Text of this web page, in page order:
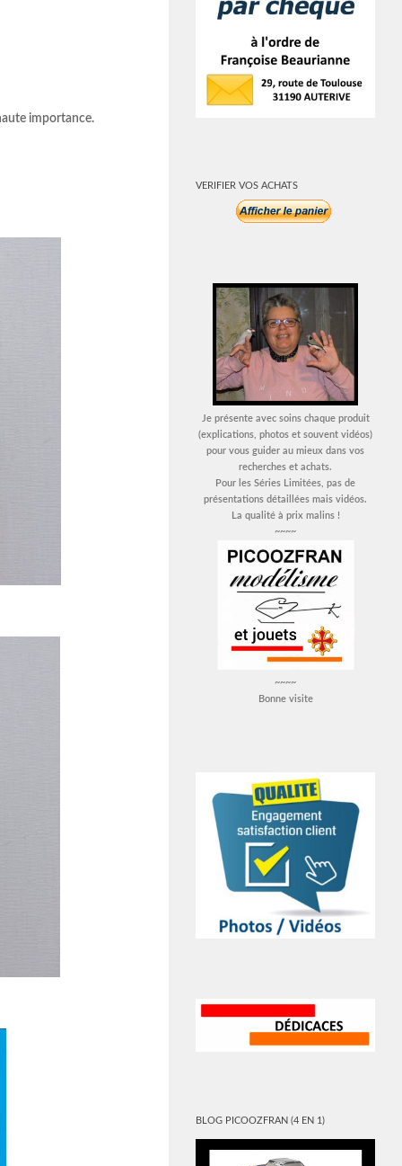
importance.
VERIFIER VOS ACHATS
Je présente avec soins chaque produit
(explications, photos et souvent vidéos)
pour vous guider au mieux dans vos
recherches et achats.
Pour les Séries Limitées, pas de
présentations détaillées mais vidéos.
La qualité à prix malins !
~~~~
~~~~
Bonne visite
BLOG PICOOZFRAN (4 EN 1)